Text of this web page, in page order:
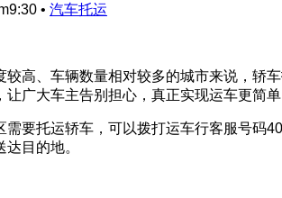
• 汽车托运
较高、车辆数量相对较多的城市来说，轿
广大车主告别担心，真正实现运车更简单
需要托运轿车，可以拨打运车行客服号码
目的地。